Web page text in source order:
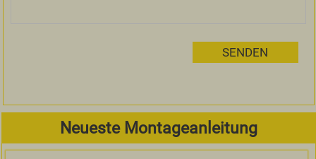
Neueste Montageanleitung